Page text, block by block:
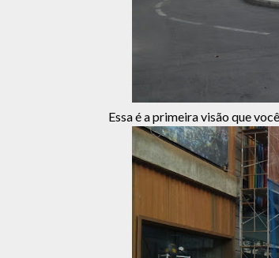
Essa é a primeira visão que